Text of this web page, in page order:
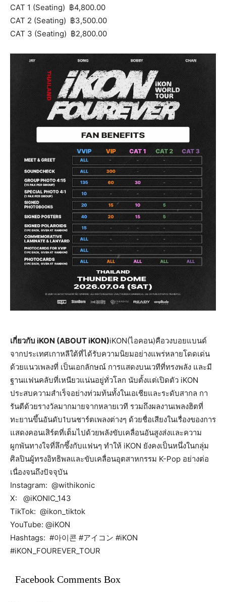
CAT 1 (Seating) ฿4,800.00
CAT 2 (Seating) ฿3,500.00
CAT 3 (Seating) ฿2,800.00
เกี่ยวกับ iKON (ABOUT iKON)iKON(ไอคอน)คือวงบอยแบนด์
จากประเทศเกาหลีใต้ที่ได้รับความนิยมอย่างแพร่หลายโดดเด่น
ด้วยแนวเพลงที่ เป็นเอกลักษณ์ การแสดงบนเวทีที่ทรงพลัง และมี
ฐานแฟนคลับที่เหนียวแน่นอยู่ทั่วโลก นับตั้งแต่เปิดตัว iKON
ประสบความสำเร็จอย่างท่วมท้นทั้งในเอเชียและระดับสากล กา
รันตีด้วยรางวัลมากมายจากหลายเวที รวมถึงผลงานเพลงฮิตที่
ทะยานขึ้นอันดับ1บนชาร์ตเพลงต่างๆ ด้วยชื่อเสียงในเรื่องของการ
แสดงคอนเสิร์ตที่เต็มไปด้วยพลังขับเคลื่อนอันสูงส่งและความ
ผูกพันทางใจที่ลึกซึ้งกับแฟนๆ ทำให้ iKON ยังคงเป็นหนึ่งในกลุ่ม
ศิลปินผู้ทรงอิทธิพลและขับเคลื่อนอุตสาหกรรม K-Pop อย่างต่อ
เนื่องจนถึงปัจจุบัน
Instagram: @withikonic
X: @iKONIC_143
TikTok: @ikon_tiktok
YouTube: @iKON
Hashtags: #아이콘 #アイコン #iKON
#iKON_FOUREVER_TOUR
Facebook Comments Box